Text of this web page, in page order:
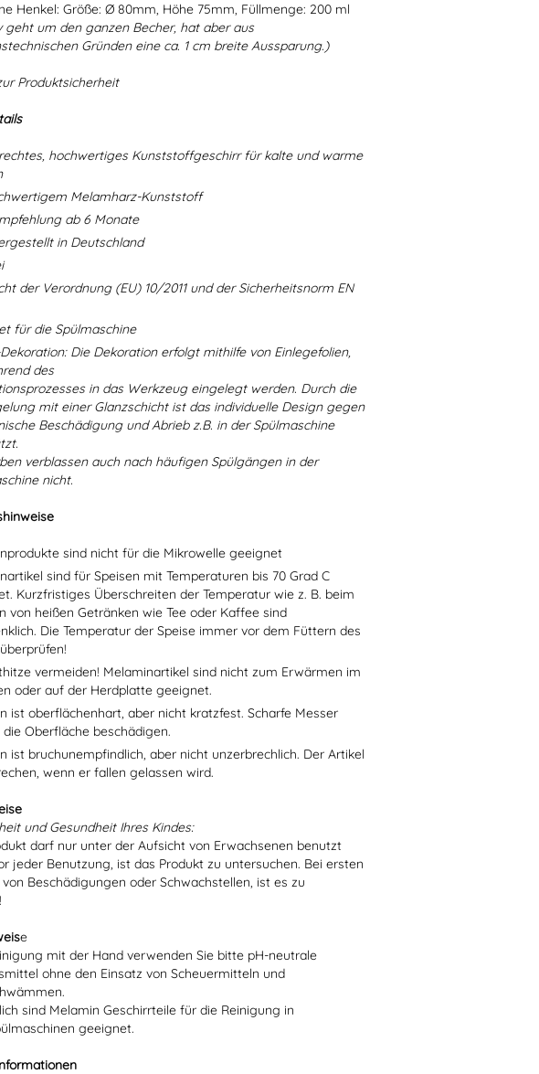
Henkel: Größe: Ø 80mm, Höhe 75mm, Füllmenge: 200 ml
geht um den ganzen Becher, hat aber aus
Gründen eine ca. 1 cm breite Aussparung.)
Produktsicherheit
hochwertiges Kunststoffgeschirr für kalte und warme
Melamharz-Kunststoff
ab 6 Monate
in Deutschland
der Verordnung (EU) 10/2011 und der Sicherheitsnorm EN
für die Spülmaschine
Die Dekoration erfolgt mithilfe von Einlegefolien,
des
in das Werkzeug eingelegt werden. Durch die
mit einer Glanzschicht ist das individuelle Design gegen
Beschädigung und Abrieb z.B. in der Spülmaschine
verblassen auch nach häufigen Spülgängen in der
nicht.
sind nicht für die Mikrowelle geeignet
sind für Speisen mit Temperaturen bis 70 Grad C
Kurzfristiges Überschreiten der Temperatur wie z. B. beim
von heißen Getränken wie Tee oder Kaffee sind
Die Temperatur der Speise immer vor dem Füttern des
vermeiden! Melaminartikel sind nicht zum Erwärmen im
oder auf der Herdplatte geeignet.
ist oberflächenhart, aber nicht kratzfest. Scharfe Messer
die Oberfläche beschädigen.
ist bruchunempfindlich, aber nicht unzerbrechlich. Der Artikel
wenn er fallen gelassen wird.
und Gesundheit Ihres Kindes:
darf nur unter der Aufsicht von Erwachsenen benutzt
jeder Benutzung, ist das Produkt zu untersuchen. Bei ersten
Beschädigungen oder Schwachstellen, ist es zu
e
mit der Hand verwenden Sie bitte pH-neutrale
ohne den Einsatz von Scheuermitteln und
sind Melamin Geschirrteile für die Reinigung in
geeignet.